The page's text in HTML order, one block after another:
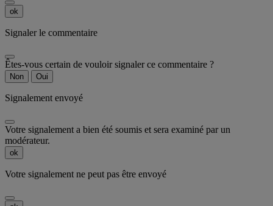
ok
Signaler le commentaire
Êtes-vous certain de vouloir signaler ce commentaire ?
Non Oui
Signalement envoyé
Votre signalement a bien été soumis et sera examiné par un
modérateur.
ok
Votre signalement ne peut pas être envoyé